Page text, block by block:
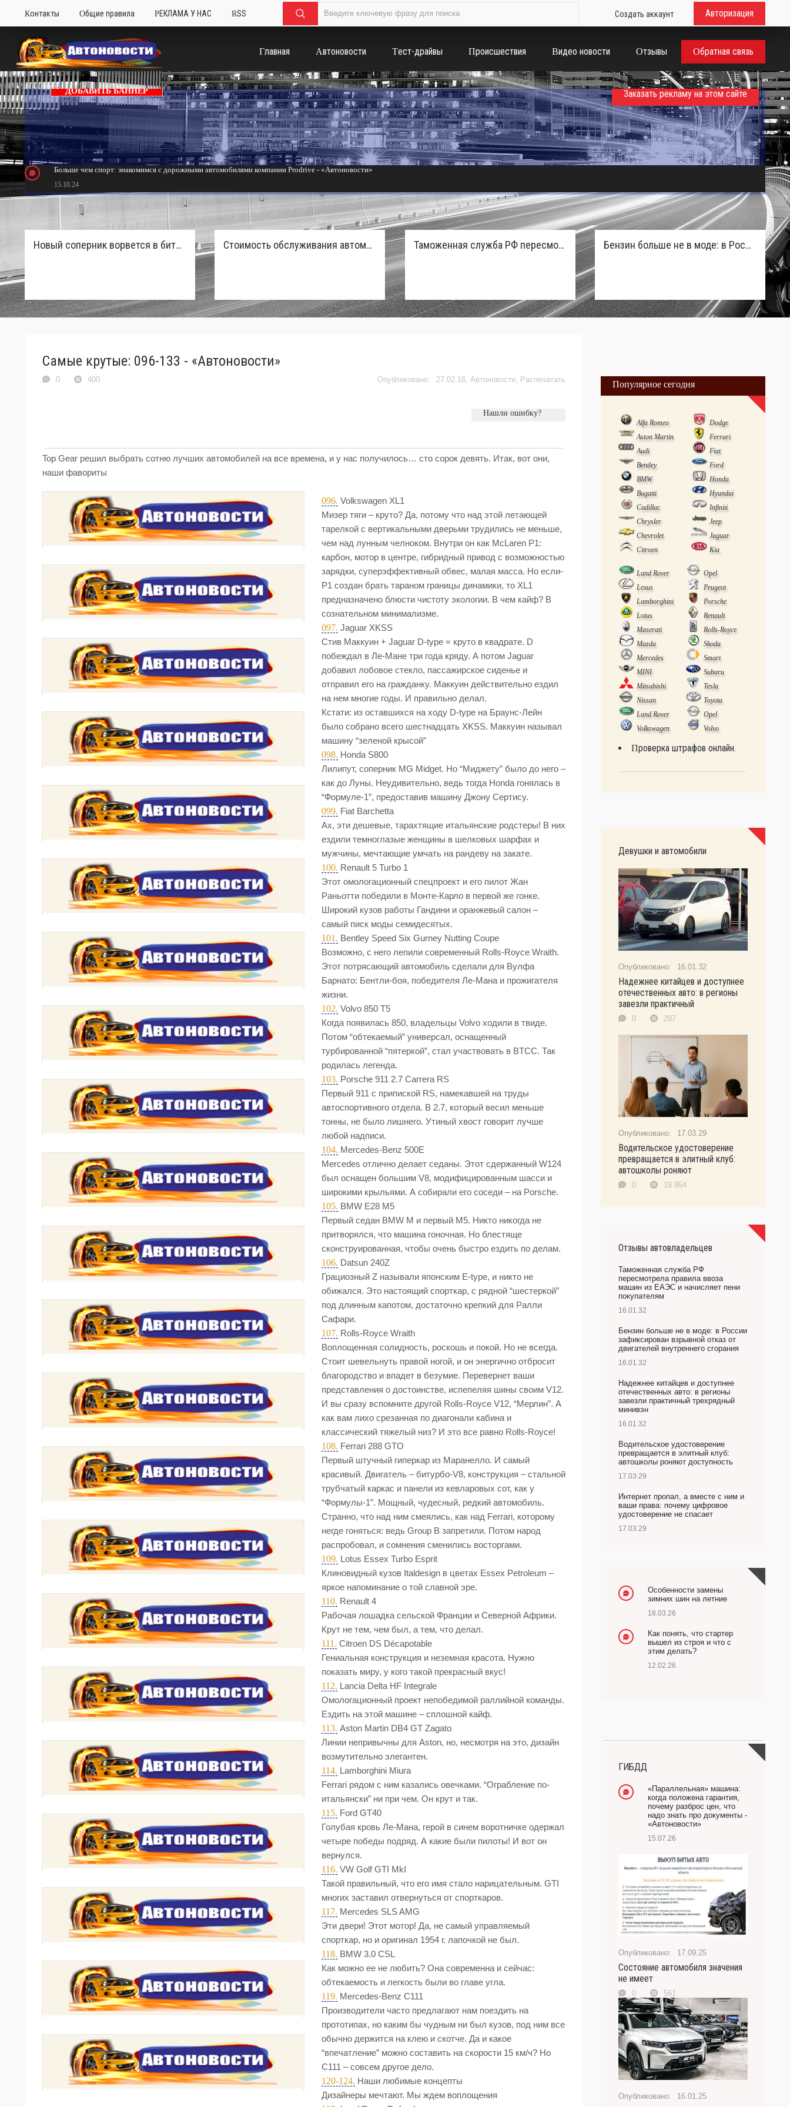
Контакты Общие правила РЕКЛАМА У НАС RSS Создать аккаунт Авторизация
Главная Автоновости Тест-драйвы Происшествия Видео новости Отзывы Обратная связь
ДОБАВИТЬ БАННЕР
Больше чем спорт: знакомимся с дорожными автомобилями компании Prodrive - «Автоновости»
15.10.24
Тюнинг Mitsubishi Eclipse. Самый быстрый передний привод России с бензиновым мотором - «Тюнинг и автоспорт»
Заказать рекламу на этом сайте
Новый соперник ворвется в битву пикапов: Sinotruk S7 с дизелем и 4×4 готовят к старту в России Стоимость обслуживания автомобилей в России вырастет из-за дефицита кадров Таможенная служба РФ пересмотрела правила ввоза машин из ЕАЭС и начисляет пени покупателям Бензин больше не в моде: в России зафиксирован взрывной отказ от двигателей внутреннего сгорания
Самые крутые: 096-133 - «Автоновости»
27.02.16, Автоновости, Распечатать
0 400
Нашли ошибку?
Top Gear решил выбрать сотню лучших автомобилей на все времена, и у нас получилось… сто сорок девять. Итак, вот они,
наши фавориты
096. Volkswagen XL1
Мизер тяги – круто? Да, потому что над этой летающей
тарелкой с вертикальными дверьми трудились не меньше,
чем над лунным челноком. Внутри он как McLaren P1:
карбон, мотор в центре, гибридный привод с возможностью
зарядки, суперэффективный обвес, малая масса. Но если­
P1 создан брать тараном границы динамики, то XL1
предназначено блюсти чистоту экологии. В чем кайф? В
сознательном минимализме.
097. Jaguar XKSS
Стив Маккуин + Jaguar D-type = круто в квадрате. D
побеждал в Ле-Мане три года кряду. А потом Jaguar
добавил лобовое стекло, пассажирское сиденье и
отправил его на гражданку. Маккуин действительно ездил
на нем многие годы. И правильно делал.
Кстати: из оставшихся на ходу D-type на Браунс-Лейн
было собрано всего шестнадцать XKSS. Маккуин называл
машину “зеленой крысой”
098. Honda S800
Лилипут, соперник MG Midget. Но “Миджету” было до него –
как до Луны. Неудивительно, ведь тогда Honda гонялась в
“Формуле-1”, предоставив машину Джону Сертису.
099. Fiat Barchetta
Ах, эти дешевые, тарахтящие итальянские родстеры! В них
ездили темноглазые женщины в шелковых шарфах и
мужчины, мечтающие умчать на рандеву на закате.
100. Renault 5 Turbo 1
Этот омологационный спецпроект и его пилот Жан
Раньотти победили в Монте-Карло в первой же гонке.
Широкий кузов работы Гандини и оранжевый салон –
самый писк моды семидесятых.
101. Bentley Speed Six Gurney Nutting Coupe
Возможно, с него лепили современный Rolls-Royce Wraith.
Этот потрясающий автомобиль сделали для Вулфа
Барнато: Бентли-боя, победителя Ле-Мана и прожигателя
жизни.
102. Volvo 850 T5
Когда появилась 850, владельцы Volvo ходили в твиде.
Потом “обтекаемый” универсал, оснащенный
турбированной “пятеркой”, стал участвовать в BTCC. Так
родилась легенда.
103. Porsche 911 2.7 Carrera RS
Первый 911 с припиской RS, намекав­шей на труды
автоспортивного отдела. В 2.7, который весил меньше
тонны, не было лишнего. Утиный хвост говорит лучше
любой надписи.
104. Mercedes-Benz 500E
Mercedes отлично делает седаны. Этот сдержанный W124
был оснащен большим V8, модифицированным шасси и
широкими крыльями. А собирали его соседи – на Porsche.
105. BMW E28 M5
Первый седан BMW M и первый M5. Никто никогда не
притворялся, что машина гоночная. Но блестяще
сконструи­рованная, чтобы очень быстро ездить по делам.
106. Datsun 240Z
Грациозный Z называли японским E-type, и никто не
обижался. Это настоящий спорт­кар, с рядной “шестеркой”
под длинным капотом, достаточно крепкий для Ралли
Сафари.
107. Rolls-Royce Wraith
Воплощенная солидность, роскошь и покой. Но не всегда.
Стоит шевельнуть правой ногой, и он энергично отбросит
благородство и впадет в безумие. Перевернет ваши
представления о достоинстве, испепеляя шины своим V12.
И вы сразу вспомните другой Rolls-Royce V12, “Мерлин”. А
как вам лихо срезанная по диагонали кабина и
классический тяжелый низ? И это все равно Rolls-Royce!
108. Ferrari 288 GTO
Первый штучный гиперкар из Маранелло. И самый
красивый. Двигатель – битурбо-V8, конструкция – стальной
трубчатый карка­с и панели из кевларовых сот, как у
“Формулы-1”. Мощный, чудесный, редкий автомобиль.
Странно, что над ним смеялись, как над Ferrari, которому
негде гоняться: ведь Group B запретили. Потом народ
распробовал, и сомнения сменились восторгами.
109. Lotus Essex Turbo Esprit
Клиновидный кузов Italdesign в цветах Essex Petroleum –
яркое напоминание о той славной эре.
110. Renault 4
Рабочая лошадка сельской Франции и Северной Африки.
Крут не тем, чем был, а тем, что делал.
111. Citroen DS Décapotable
Гениальная конструкция и неземная красота. Нужно
показать миру, у кого такой прекрасный вкус!
112. Lancia Delta HF Integrale
Омологационный проект непобедимой раллийной команды.
Ездить на этой машине – сплошной кайф.
113. Aston Martin DB4 GT Zagato
Линии непривычны для Aston, но, несмотря на это, дизайн
возмутительно элегантен.
114. Lamborghini Miura
Ferrari рядом с ним казались овечками. “Ограбление по-
итальянски” ни при чем. Он крут и так.
115. Ford GT40
Голубая кровь Ле-Мана, герой в синем воротничке одержал
четыре победы подряд. А какие были пилоты! И вот он
вернулся.
116. VW Golf GTI MkI
Такой правильный, что его имя стало нарицательным. GTI
многих заставил отвернуться от спорткаров.
117. Mercedes SLS AMG
Эти двери! Этот мотор! Да, не самый управляемый
спорткар, но и оригинал 1954 г. лапочкой не был.
118. BMW 3.0 CSL
Как можно ее не любить? Она современна и сейчас:
обтекаемость и легкость были во главе угла.
119. Mercedes-Benz C111
Производители часто предлагают нам поездить на
прототипах, но каким бы чудным ни был кузов, под ним все
обычно держится на клею и скотче. Да и какое
“впечатление” можно составить на скорости 15 км/ч? Но
С111 – совсем другое дело.
120-124. Наши любимые концепты
Дизайнеры мечтают. Мы ждем воплощения
Популярное сегодня
Alfa Romeo
Dodge
Aston Martin
Ferrari
Audi
Fiat
Bentley
Ford
BMW
Honda
Bugatti
Hyundai
Cadillac
Infiniti
Chrysler
Jeep
Chevrolet
Jaguar
Citroen
Kia
Land Rover
Opel
Lexus
Peugeot
Lamborghini
Porsche
Lotus
Renault
Maserati
Rolls-Royce
Mazda
Skoda
Mercedes
Smart
MINI
Subaru
Mitsubishi
Tesla
Nissan
Toyota
Land Rover
Opel
Volkswagen
Volvo
Проверка штрафов онлайн.
Девушки и автомобили
16.01.32
Надежнее китайцев и доступнее
отечественных авто: в регионы
завезли практичный
0 297
17.03.29
Водительское удостоверение
превращается в элитный клуб:
автошколы роняют
0 19 954
Отзывы автовладельцев
Таможенная служба РФ
пересмотрела правила ввоза
машин из ЕАЭС и начисляет пени
покупателям
16.01.32
Бензин больше не в моде: в России
зафиксирован взрывной отказ от
двигателей внутреннего сгорания
16.01.32
Надежнее китайцев и доступнее
отечественных авто: в регионы
завезли практичный трехрядный
минивэн
16.01.32
Водительское удостоверение
превращается в элитный клуб:
автошколы роняют доступность
17.03.29
Интернет пропал, а вместе с ним и
ваши права: почему цифровое
удостоверение не спасает
17.03.29
Особенности замены
зимних шин на летние
18.03.26
Как понять, что стартер
вышел из строя и что с
этим делать?
12.02.26
ГИБДД
«Параллельная» машина:
когда положена гарантия,
почему разброс цен, что
надо знать про документы -
«Автоновости»
15.07.26
17.09.25
Состояние автомобиля значения
не имеет
0 561
16.01.25